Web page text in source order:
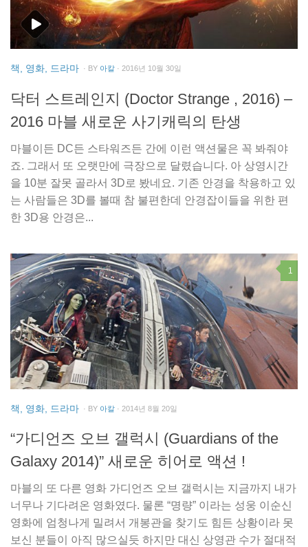
책, 영화, 드라마 · BY 아칼 · 2016년 10월 30일
닥터 스트레인지 (Doctor Strange , 2016) –
2016 마블 새로운 사기캐릭의 탄생
마블이든 DC든 스타워즈든 간에 이런 액션물은 꼭 봐줘야
죠. 그래서 또 오랫만에 극장으로 달렸습니다. 아 상영시간
을 10분 잘못 골라서 3D로 봤네요. 기존 안경을 착용하고 있
는 사람들은 3D를 볼때 참 불편한데 안경잡이들을 위한 편
한 3D용 안경은...
1
책, 영화, 드라마 · BY 아칼 · 2014년 8월 20일
“가디언즈 오브 갤럭시 (Guardians of the
Galaxy 2014)” 새로운 히어로 액션 !
마블의 또 다른 영화 가디언즈 오브 갤럭시는 지금까지 내가
너무나 기다려온 영화였다. 물론 “명량” 이라는 성웅 이순신
영화에 엄청나게 밀려서 개봉관을 찾기도 힘든 상황이라 못
보신 분들이 아직 많으실듯 하지만 대신 상영관 수가 절대적